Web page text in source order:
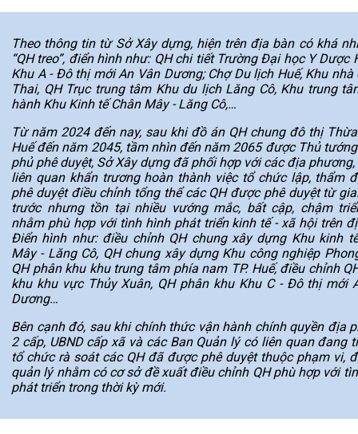
Theo thông tin từ Sở Xây dựng, hiện trên địa bàn có khá
“QH treo”, điển hình như: QH chi tiết Trường Đại học Y Dược
Khu A - Đô thị mới An Vân Dương; Chợ Du lịch Huế, Khu nhà
Thai, QH Trục trung tâm Khu du lịch Lăng Cô, Khu trung
hành Khu Kinh tế Chân Mây - Lăng Cô,…
Từ năm 2024 đến nay, sau khi đồ án QH chung đô thị
Huế đến năm 2045, tầm nhìn đến năm 2065 được Thủ
phủ phê duyệt, Sở Xây dựng đã phối hợp với các địa
liên quan khẩn trương hoàn thành việc tổ chức lập, thẩm
phê duyệt điều chỉnh tổng thể các QH được phê duyệt từ
trước nhưng tồn tại nhiều vướng mắc, bất cập, chậm
nhằm phù hợp với tình hình phát triển kinh tế - xã hội trên
Điển hình như: điều chỉnh QH chung xây dựng Khu kinh
Mây - Lăng Cô, QH chung xây dựng Khu công nghiệp
QH phân khu khu trung tâm phía nam TP. Huế, điều chỉnh
khu khu vực Thủy Xuân, QH phân khu Khu C - Đô thị mới
Dương…
Bên cạnh đó, sau khi chính thức vận hành chính quyền địa
2 cấp, UBND cấp xã và các Ban Quản lý có liên quan đang
tổ chức rà soát các QH đã được phê duyệt thuộc phạm vi,
quản lý nhằm có cơ sở đề xuất điều chỉnh QH phù hợp với
phát triển trong thời kỳ mới.